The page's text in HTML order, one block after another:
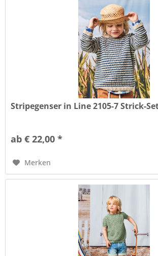
Stripegenser in Line 2105-7 Strick-
ab € 22,00 *
Merken